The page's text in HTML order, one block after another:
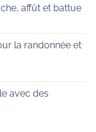
affût et battue
la randonnée et
avec des